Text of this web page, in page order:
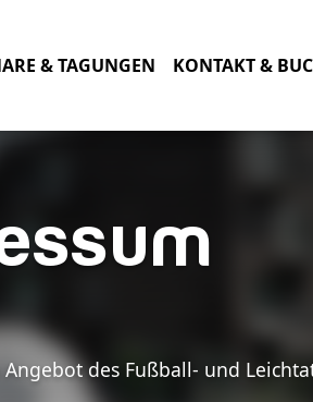
& TAGUNGEN KONTAKT &
des Fußball- und